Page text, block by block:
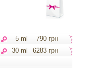
5 ml
790 грн
30 ml
6283 грн